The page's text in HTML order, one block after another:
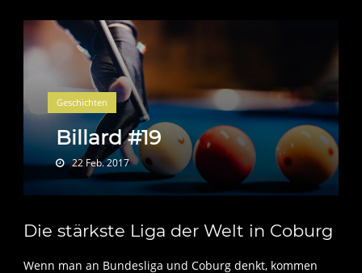
Geschichten
Billard #19
22 Feb. 2017
Die stärkste Liga der Welt in Coburg
Wenn man an Bundesliga und Coburg denkt, kommen